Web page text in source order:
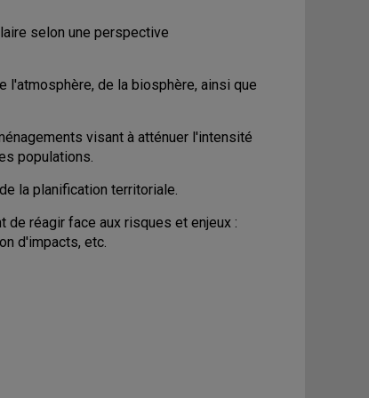
selon une perspective
l'atmosphère, de la biosphère, ainsi que
visant à atténuer l'intensité
populations.
la planification territoriale.
réagir face aux risques et enjeux :
d'impacts, etc.